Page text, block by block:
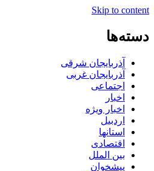
Skip to content
دسته‌ها
آذربایجان شرقی
آذربایجان غربی
اجتماعی
اخبار
اخبار ویژه
اردبیل
استانها
اقتصادی
بین الملل
پیشخوان